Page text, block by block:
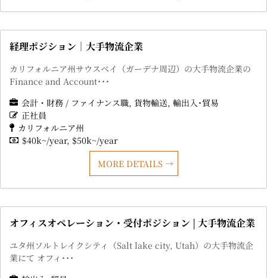
経理ポジション｜大手物流企業
カリフォルニア州サウスベイ（ガーデナ周辺）の大手物流企業の
Finance and Account･･･
会計・財務 / ファイナンス職 貨物輸送 輸出入･貿易
正社員
カリフォルニア州
$40k~/year $50k~/year
MORE DETAILS
オフィスオペレーション・受付ポジション | 大手物流企業
ユタ州ソルトレイクシティ（Salt lake city, Utah）の大手物流企
業にて オフィ･･･